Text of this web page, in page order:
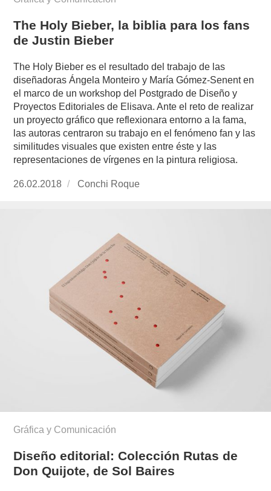
The Holy Bieber, la biblia para los fans
de Justin Bieber
The Holy Bieber es el resultado del trabajo de las
diseñadoras Ángela Monteiro y María Gómez-Senent en
el marco de un workshop del Postgrado de Diseño y
Proyectos Editoriales de Elisava. Ante el reto de realizar
un proyecto gráfico que reflexionara entorno a la fama,
las autoras centraron su trabajo en el fenómeno fan y las
similitudes visuales que existen entre éste y las
representaciones de vírgenes en la pintura religiosa.
Publicado
26.02.2018
https://www.experimenta.es/author/conchi-
Conchi Roque
Gráfica y Comunicación
Diseño editorial: Colección Rutas de
Don Quijote, de Sol Baires